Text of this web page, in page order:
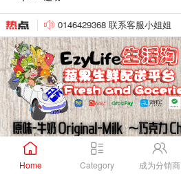
0146429368 联系客服小姐姐
Home Category 成为分销商